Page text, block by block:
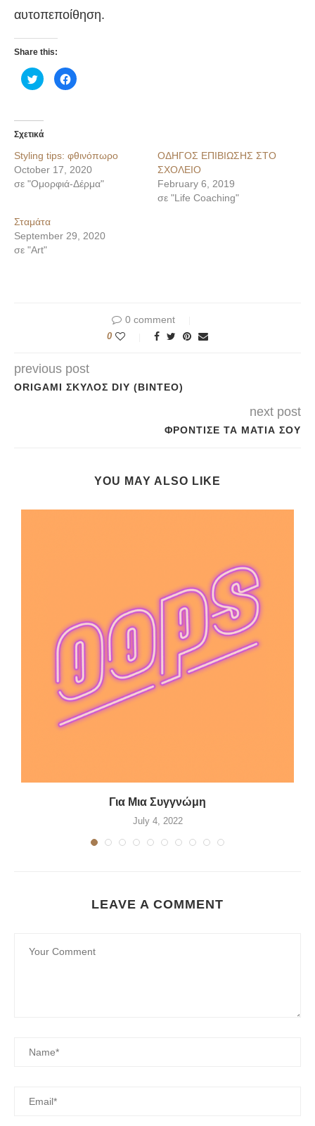
αυτοπεποίθηση.
Share this:
Κλικ
για
κοινοποίηση
σε
νέο
παράθυρο)
Πατήστε
για
Σχετικά
Styling tips: φθινόπωρο
October 17, 2020
σε "Ομορφιά-Δέρμα"
ΟΔΗΓΟΣ ΕΠΙΒΙΩΣΗΣ ΣΤΟ
ΣΧΟΛΕΙΟ
February 6, 2019
σε "Life Coaching"
Σταμάτα
September 29, 2020
σε "Art"
0 comment
0
previous post
ORIGAMI ΣΚΎΛΟΣ DIY (ΒΊΝΤΕΟ)
next post
ΦΡΌΝΤΙΣΕ ΤΑ ΜΆΤΙΑ ΣΟΥ
YOU MAY ALSO LIKE
Για Μια Συγγνώμη
July 4, 2022
LEAVE A COMMENT